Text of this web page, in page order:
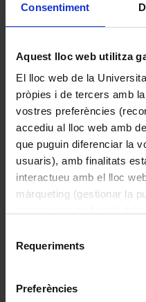
Consentiment
Aquest lloc web utilitza
El lloc web de la
pròpies i de tercers amb
vostres preferències
accediu al lloc web amb
que puguin diferenciar la
usuaris), amb finalitats
interactueu amb el lloc
màrqueting (gestionar la
consultar laPolítica de
Requeriments
Preferències
1860